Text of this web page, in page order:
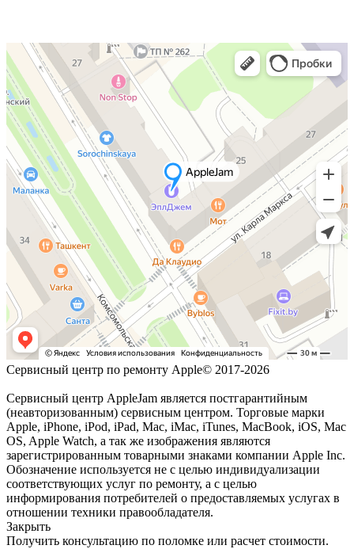
Сервисный центр по ремонту Apple© 2017-2026
Сервисный центр AppleJam является постгарантийным
(неавторизованным) сервисным центром. Торговые марки
Apple, iPhone, iPod, iPad, Mac, iMac, iTunes, MacBook, iOS, Mac
OS, Apple Watch, а так же изображения являются
зарегистрированным товарными знаками компании Apple Inc.
Обозначение используется не с целью индивидуализации
соответствующих услуг по ремонту, а с целью
информирования потребителей о предоставляемых услугах в
отношении техники правообладателя.
Закрыть
Получить консультацию по поломке или расчет стоимости.